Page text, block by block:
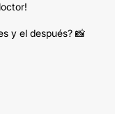
y el después? 📸